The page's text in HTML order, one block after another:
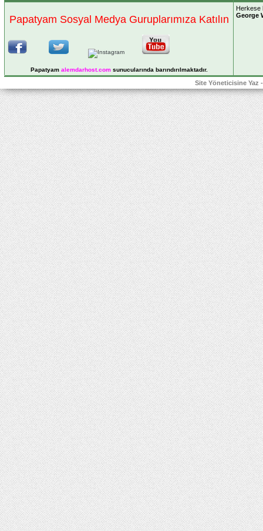
Papatyam Sosyal Medya Guruplarımıza Katılın
Papatyam alemdarhost.comsunucularında barındırılmaktadır.
Herkese
George
Site Yöneticisine Yaz